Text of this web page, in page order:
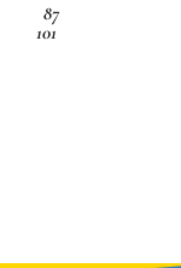
87
101